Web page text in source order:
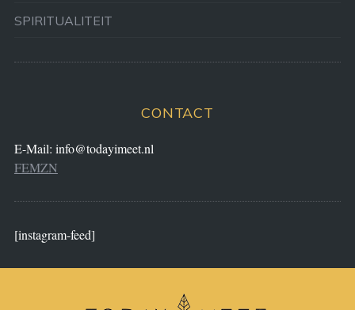
SPIRITUALITEIT
CONTACT
E-Mail: info@todayimeet.nl
FEMZN
[instagram-feed]